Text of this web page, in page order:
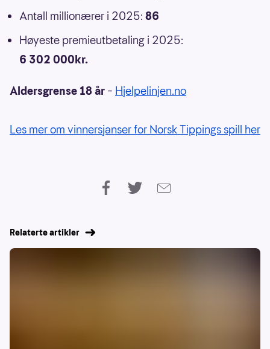
Antall millionærer i 2025: 86
Høyeste premieutbetaling i 2025:
6 302 000kr.
Aldersgrense 18 år – Hjelpelinjen.no
Les mer om vinnersjanser for Norsk Tippings spill her
Relaterte artikler